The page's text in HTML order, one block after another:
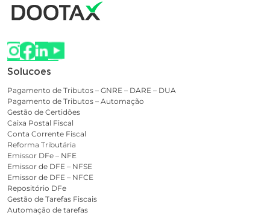
Solucoes
Pagamento de Tributos – GNRE – DARE – DUA
Pagamento de Tributos – Automação
Gestão de Certidões
Caixa Postal Fiscal
Conta Corrente Fiscal
Reforma Tributária
Emissor DFe – NFE
Emissor de DFE – NFSE
Emissor de DFE – NFCE
Repositório DFe
Gestão de Tarefas Fiscais
Automação de tarefas